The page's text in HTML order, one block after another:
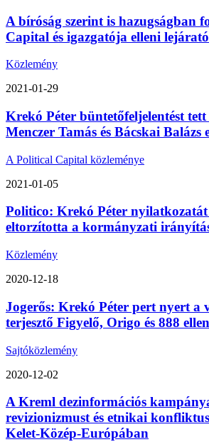
A bíróság szerint is hazugságban
Capital és igazgatója elleni
Közlemény
2021-01-29
Krekó Péter büntetőfeljelentést
Menczer Tamás és Bácskai Balázs
A Political Capital közleménye
2021-01-05
Politico: Krekó Péter nyilatkozatát
eltorzította a kormányzati
Közlemény
2020-12-18
Jogerős: Krekó Péter pert nyert a
terjesztő Figyelő, Origo és 888 ellen
Sajtóközlemény
2020-12-02
A Kreml dezinformációs
revizionizmust és etnikai
Kelet-Közép-Európában